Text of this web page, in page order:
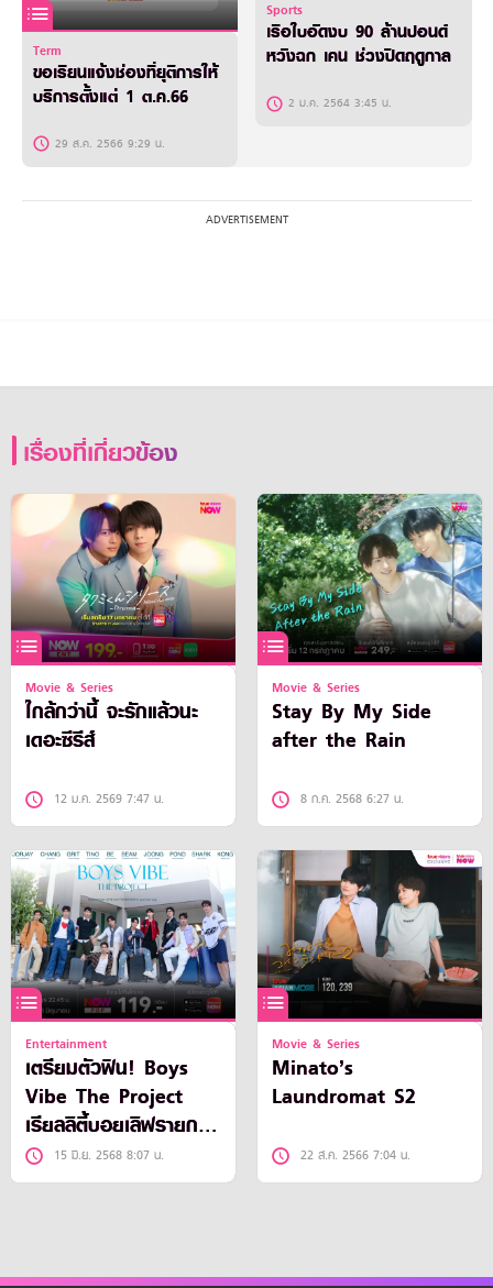
Term
ขอเรียนแจ้งช่องที่ยุติการให้
บริการตั้งแต่ 1 ต.ค.66
29 ส.ค. 2566 9:29 น.
Sports
เรือใบอัดงบ 90 ล้านปอนด์
หวังฉก เคน ช่วงปิดฤดูกาล
2 ม.ค. 2564 3:45 น.
เรื่องที่เกี่ยวข้อง
Movie & Series
ใกล้กว่านี้ จะรักแล้วนะ
เดอะซีรีส์
12 ม.ค. 2569 7:47 น.
Movie & Series
Stay By My Side
after the Rain
8 ก.ค. 2568 6:27 น.
Entertainment
เตรียมตัวฟิน! Boys
Vibe The Project
เรียลลิตี้บอยเลิฟรายการ
ใหม่พร้อมเสิร์ฟแล้ว ที่
ทรูวิชั่นส์ นาว
15 มิ.ย. 2568 8:07 น.
Movie & Series
Minato’s
Laundromat S2
22 ส.ค. 2566 7:04 น.